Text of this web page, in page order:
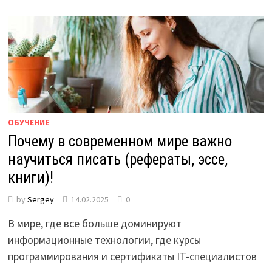
ОБУЧЕНИЕ
Почему в современном мире важно
научиться писать (рефераты, эссе,
книги)!
by Sergey 14.02.2025 0
В мире, где все больше доминируют
информационные технологии, где курсы
программирования и сертификаты IT-специалистов